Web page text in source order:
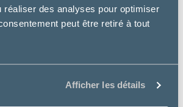
réaliser des analyses pour optimiser
peut être retiré à tout
Afficher les détails